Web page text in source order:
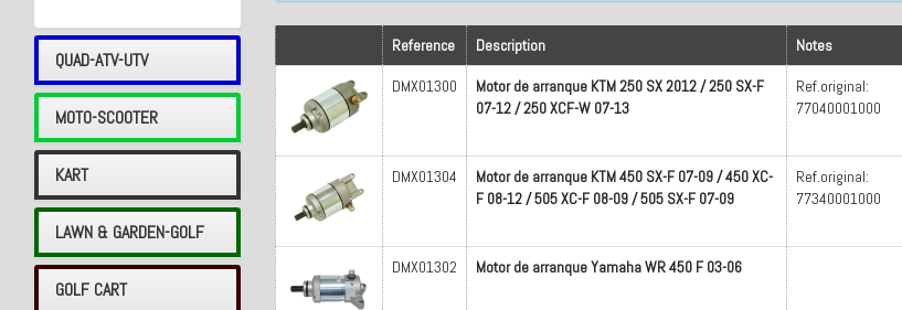
QUAD-ATV-UTV
MOTO-SCOOTER
KART
LAWN & GARDEN-GOLF
GOLF CART
Reference Description Notes
DMX01300
Motor de arranque KTM 250 SX 2012 / 250 SX-F
07-12 / 250 XCF-W 07-13
Ref.original:
77040001000
DMX01304
Motor de arranque KTM 450 SX-F 07-09 / 450 XC-
F 08-12 / 505 XC-F 08-09 / 505 SX-F 07-09
Ref.original:
77340001000
DMX01302 Motor de arranque Yamaha WR 450 F 03-06